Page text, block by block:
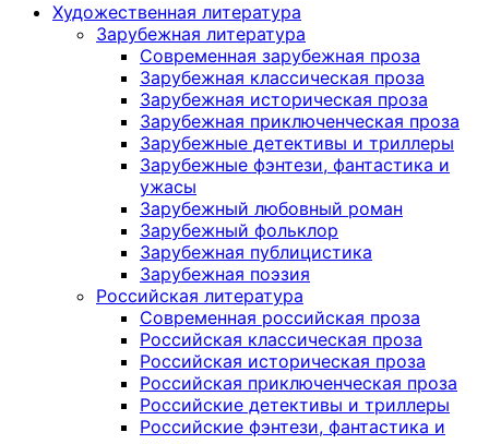
Художественная литература
Зарубежная литература
Современная зарубежная проза
Зарубежная классическая проза
Зарубежная историческая проза
Зарубежная приключенческая проза
Зарубежные детективы и триллеры
Зарубежные фэнтези, фантастика и
ужасы
Зарубежный любовный роман
Зарубежный фольклор
Зарубежная публицистика
Зарубежная поэзия
Российская литература
Современная российская проза
Российская классическая проза
Российская историческая проза
Российская приключенческая проза
Российские детективы и триллеры
Российские фэнтези, фантастика и